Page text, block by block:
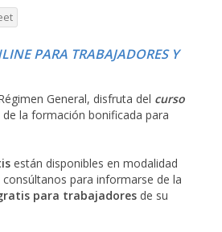
PARA TRABAJADORES Y
General, disfruta del curso
la formación bonificada para
están disponibles en modalidad
consúltanos para informarse de la
para trabajadores de su